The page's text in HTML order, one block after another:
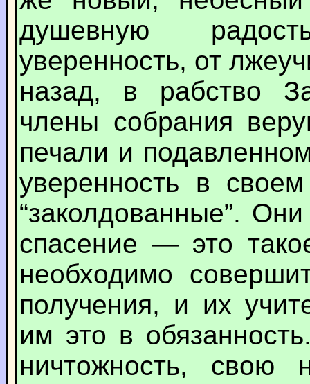
душевную
уверенность, от
назад, в рабство
члены собрания
печали и
уверенность в
“заколдованные”.
спасение — это
необходимо
получения, и их
им это в
ничтожность, свою